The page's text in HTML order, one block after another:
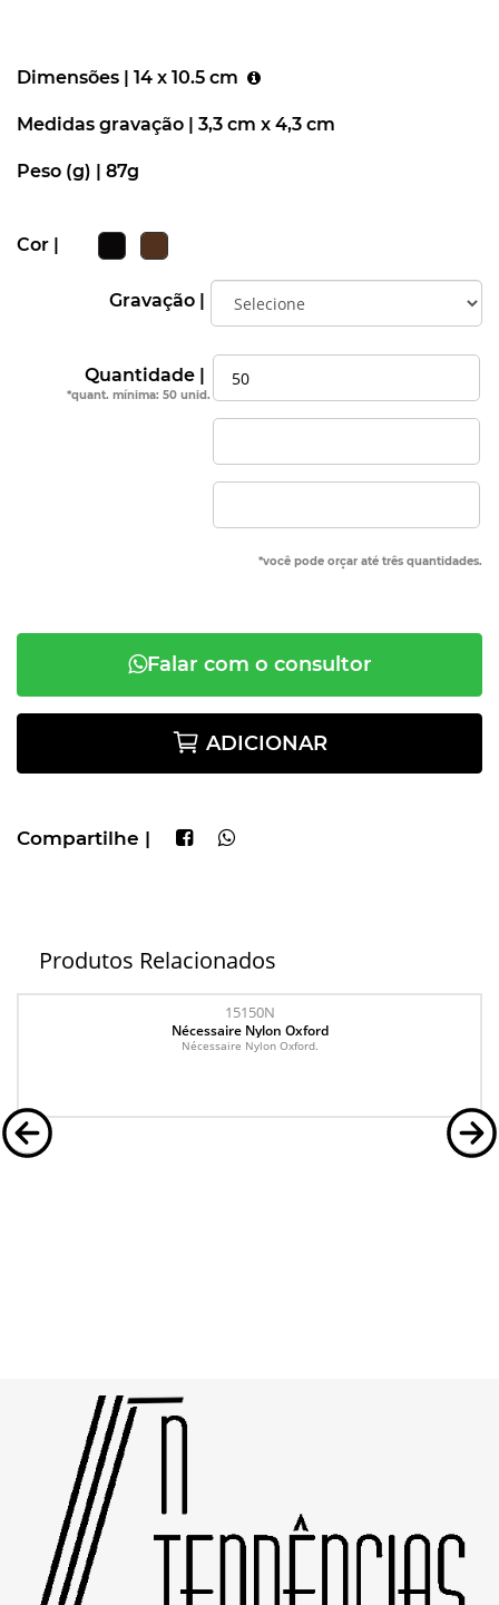
Dimensões | 14 x 10.5 cm
Medidas gravação | 3,3 cm x 4,3 cm
Peso (g) | 87g
Cor |
Gravação |
Quantidade |
*quant. mínima: 50 unid.
*você pode orçar até três quantidades.
Falar com o consultor
ADICIONAR
Compartilhe |
Produtos Relacionados
15150N
Nécessaire Nylon Oxford
Nécessaire Nylon Oxford.